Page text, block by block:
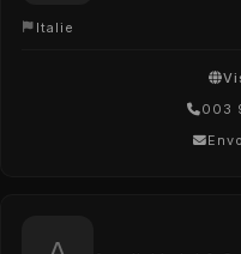
Italie
003